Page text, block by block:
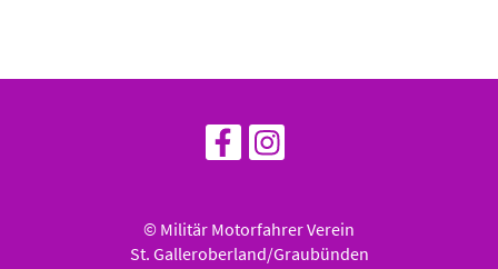
© Militär Motorfahrer Verein
St. Galleroberland/Graubünden